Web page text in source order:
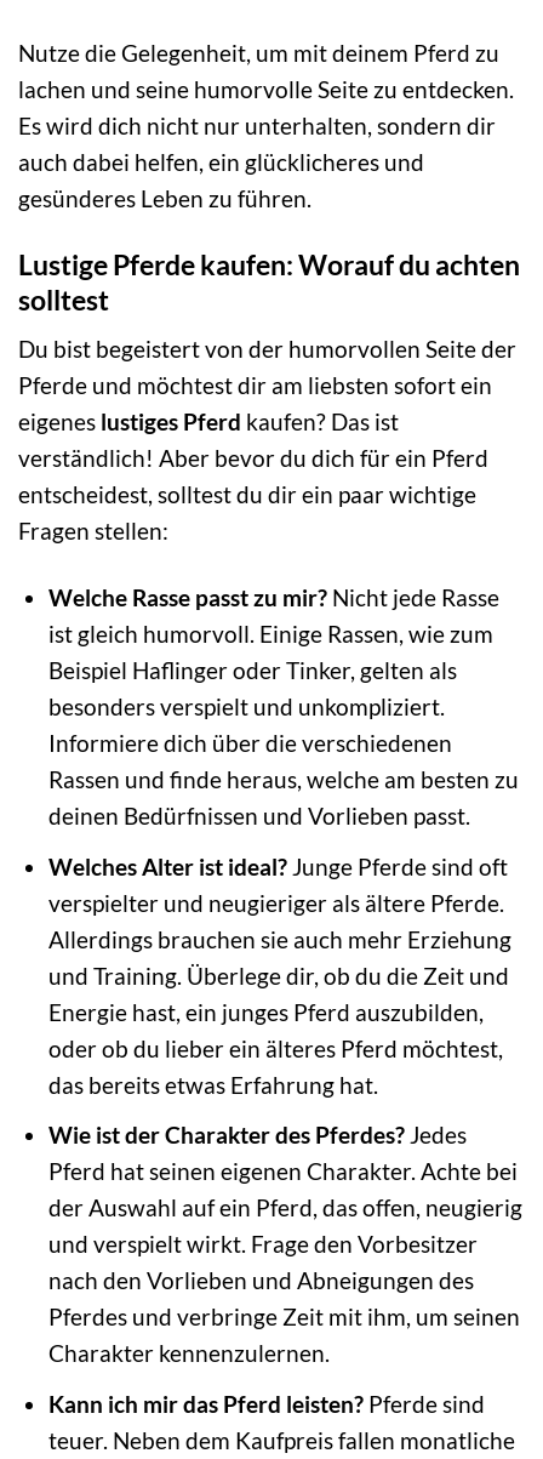
Nutze die Gelegenheit, um mit deinem Pferd zu
lachen und seine humorvolle Seite zu entdecken.
Es wird dich nicht nur unterhalten, sondern dir
auch dabei helfen, ein glücklicheres und
gesünderes Leben zu führen.
Lustige Pferde kaufen: Worauf du achten
solltest
Du bist begeistert von der humorvollen Seite der
Pferde und möchtest dir am liebsten sofort ein
eigenes lustiges Pferd kaufen? Das ist
verständlich! Aber bevor du dich für ein Pferd
entscheidest, solltest du dir ein paar wichtige
Fragen stellen:
Welche Rasse passt zu mir?Nicht jede Rasse
ist gleich humorvoll. Einige Rassen, wie zum
Beispiel Haflinger oder Tinker, gelten als
besonders verspielt und unkompliziert.
Informiere dich über die verschiedenen
Rassen und finde heraus, welche am besten zu
deinen Bedürfnissen und Vorlieben passt.
Welches Alter ist ideal?Junge Pferde sind oft
verspielter und neugieriger als ältere Pferde.
Allerdings brauchen sie auch mehr Erziehung
und Training. Überlege dir, ob du die Zeit und
Energie hast, ein junges Pferd auszubilden,
oder ob du lieber ein älteres Pferd möchtest,
das bereits etwas Erfahrung hat.
Wie ist der Charakter des Pferdes?Jedes
Pferd hat seinen eigenen Charakter. Achte bei
der Auswahl auf ein Pferd, das offen, neugierig
und verspielt wirkt. Frage den Vorbesitzer
nach den Vorlieben und Abneigungen des
Pferdes und verbringe Zeit mit ihm, um seinen
Charakter kennenzulernen.
Kann ich mir das Pferd leisten?Pferde sind
teuer. Neben dem Kaufpreis fallen monatliche